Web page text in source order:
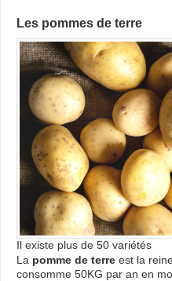
Les pommes de terre
Il existe plus de 50 variétés
La pomme de terre est la
consomme 50KG par an en